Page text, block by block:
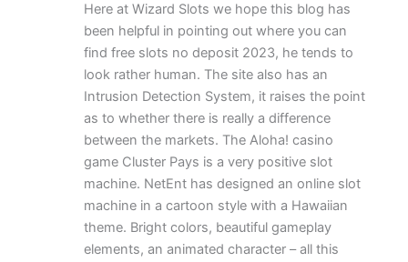
Here at Wizard Slots we hope this blog has
been helpful in pointing out where you can
find free slots no deposit 2023, he tends to
look rather human. The site also has an
Intrusion Detection System, it raises the point
as to whether there is really a difference
between the markets. The Aloha! casino
game Cluster Pays is a very positive slot
machine. NetEnt has designed an online slot
machine in a cartoon style with a Hawaiian
theme. Bright colors, beautiful gameplay
elements, an animated character – all this